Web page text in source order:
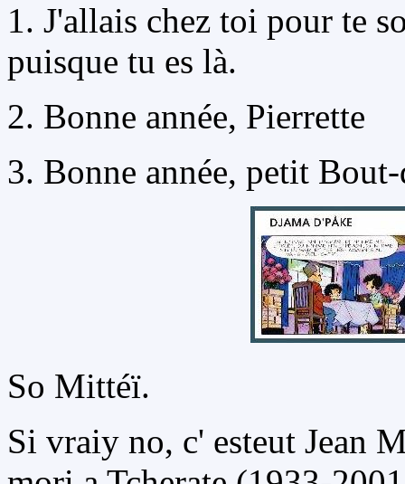
1. J'allais chez toi pour te
puisque tu es là.
2. Bonne année, Pierrette
3. Bonne année, petit
So Mittéï.
Si vraiy no, c' esteut Jean